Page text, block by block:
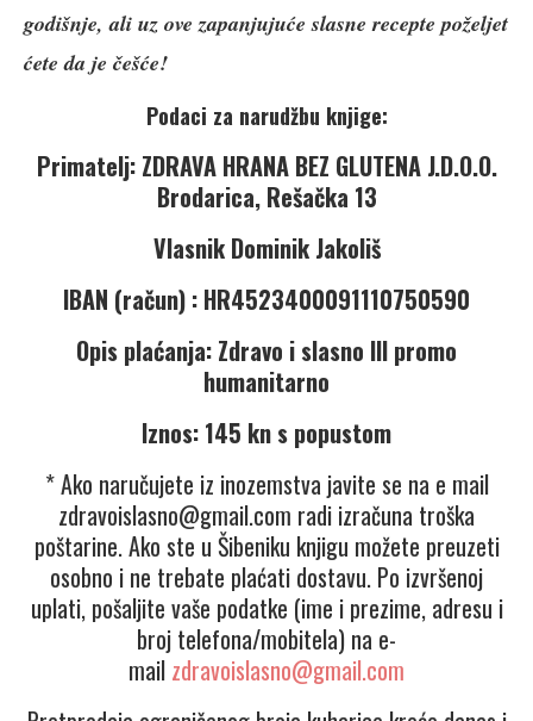
godišnje, ali uz ove zapanjujuće slasne recepte poželjet
ćete da je češće!
Podaci za narudžbu knjige:
Primatelj: ZDRAVA HRANA BEZ GLUTENA J.D.O.O.
Brodarica, Rešačka 13
Vlasnik Dominik Jakoliš
IBAN (račun) : HR4523400091110750590
Opis plaćanja: Zdravo i slasno III promo
humanitarno
Iznos: 145 kn s popustom
* Ako naručujete iz inozemstva javite se na e mail
zdravoislasno@gmail.com radi izračuna troška
poštarine. Ako ste u Šibeniku knjigu možete preuzeti
osobno i ne trebate plaćati dostavu. Po izvršenoj
uplati, pošaljite vaše podatke (ime i prezime, adresu i
broj telefona/mobitela) na e-
mail zdravoislasno@gmail.com